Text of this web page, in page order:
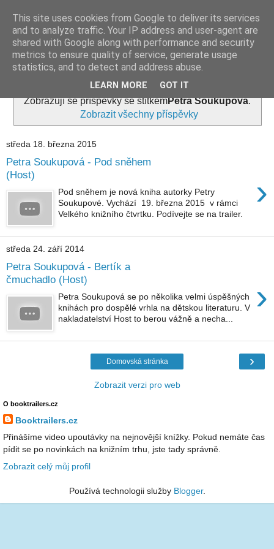
Zobrazují se příspěvky se štítkemPetra Soukupová.
Zobrazit všechny příspěvky
středa 18. března 2015
Petra Soukupová - Pod sněhem
(Host)
›
Pod sněhem je nová kniha autorky Petry
Soukupové. Vychází 19. března 2015 v rámci
Velkého knižního čtvrtku. Podívejte se na trailer.
středa 24. září 2014
Petra Soukupová - Bertík a
čmuchadlo (Host)
›
Petra Soukupová se po několika velmi úspěšných
knihách pro dospělé vrhla na dětskou literaturu. V
nakladatelství Host to berou vážně a necha...
›
Domovská stránka
Zobrazit verzi pro web
O booktrailers.cz
Booktrailers.cz
Přinášíme video upoutávky na nejnovější knížky. Pokud nemáte čas
pídit se po novinkách na knižním trhu, jste tady správně.
Zobrazit celý můj profil
Používá technologii služby Blogger.
This site uses cookies from Google to deliver its services
and to analyze traffic. Your IP address and user-agent are
shared with Google along with performance and security
metrics to ensure quality of service, generate usage
statistics, and to detect and address abuse.
LEARN MORE GOT IT